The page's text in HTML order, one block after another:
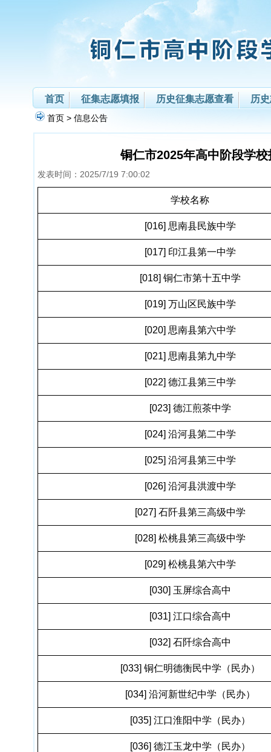
首页 征集志愿填报 历史征集志愿查看 历
首页 > 信息公告
铜仁市2025年高中阶段学
发表时间： 2025/7/19 7:00:02
学校名称
[016] 思南县民族中学
[017] 印江县第一中学
[018] 铜仁市第十五中学
[019] 万山区民族中学
[020] 思南县第六中学
[021] 思南县第九中学
[022] 德江县第三中学
[023] 德江煎茶中学
[024] 沿河县第二中学
[025] 沿河县第三中学
[026] 沿河县洪渡中学
[027] 石阡县第三高级中学
[028] 松桃县第三高级中学
[029] 松桃县第六中学
[030] 玉屏综合高中
[031] 江口综合高中
[032] 石阡综合高中
[033] 铜仁明德衡民中学（民办）
[034] 沿河新世纪中学（民办）
[035] 江口淮阳中学（民办）
[036] 德江玉龙中学（民办）